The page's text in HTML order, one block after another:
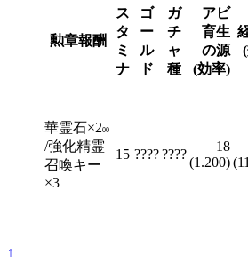
勲章報酬
ス
タ
ミ
ナ
ゴ
ー
ル
ド
ガ
チ
ャ
種
アビ
育生
の源
(効率)
華霊石×200
/強化精霊
召喚キー
×3
15 ????????
18
(1.200)
↑